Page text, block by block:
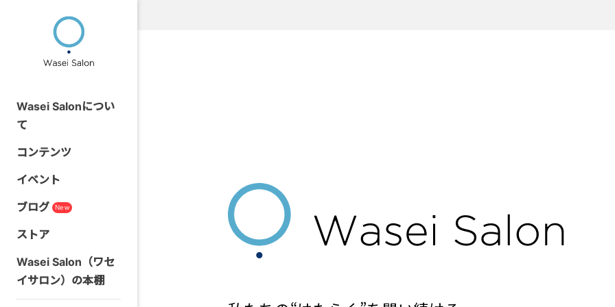
Wasei Salonについ
て
コンテンツ
イベント
ブログ
New
ストア
Wasei Salon（ワセ
イサロン）の本棚